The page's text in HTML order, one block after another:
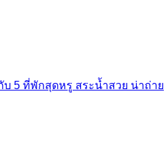
บ 5 ที่พักสุดหรู สระน้ำสวย น่าถ่าย